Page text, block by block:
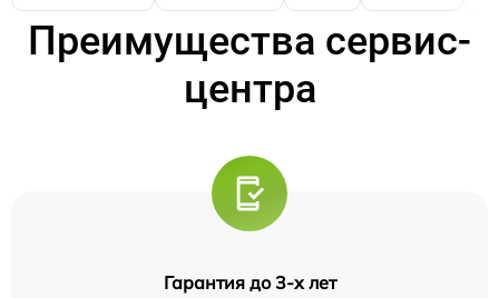
Преимущества сервис-
центра
Гарантия до 3-х лет